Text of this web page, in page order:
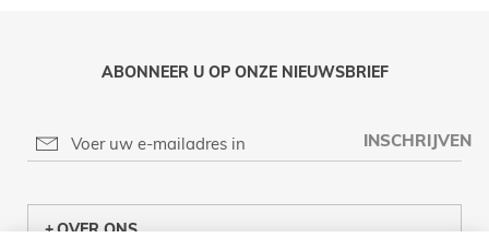
ABONNEER U OP ONZE NIEUWSBRIEF
INSCHRIJVEN
OVER ONS